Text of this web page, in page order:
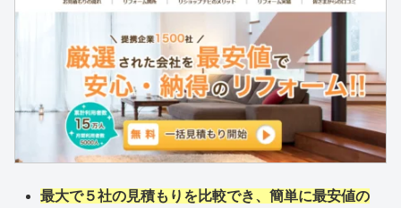
最大で５社の見積もりを比較でき、簡単に最安値の